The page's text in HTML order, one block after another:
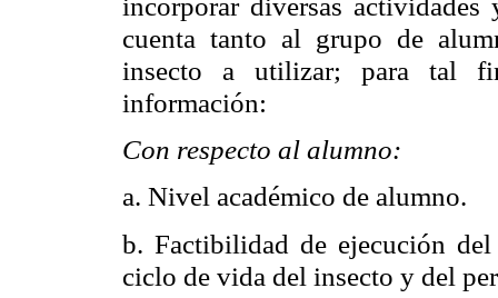
cuenta tanto al grupo de
insecto a utilizar; para tal
información:
Con respecto al alumno:
a. Nivel académico de alumno.
b. Factibilidad de ejecución
ciclo de vida del insecto y del